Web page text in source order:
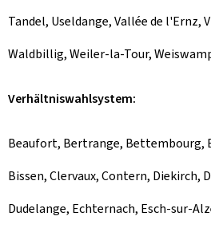
Tandel, Useldange, Vallée de l'Ernz,
Waldbillig, Weiler-la-Tour,
Verhältniswahlsystem:
Beaufort, Bertrange, Bettembourg,
Bissen, Clervaux, Contern, Diekirch,
Dudelange, Echternach, Esch-sur-